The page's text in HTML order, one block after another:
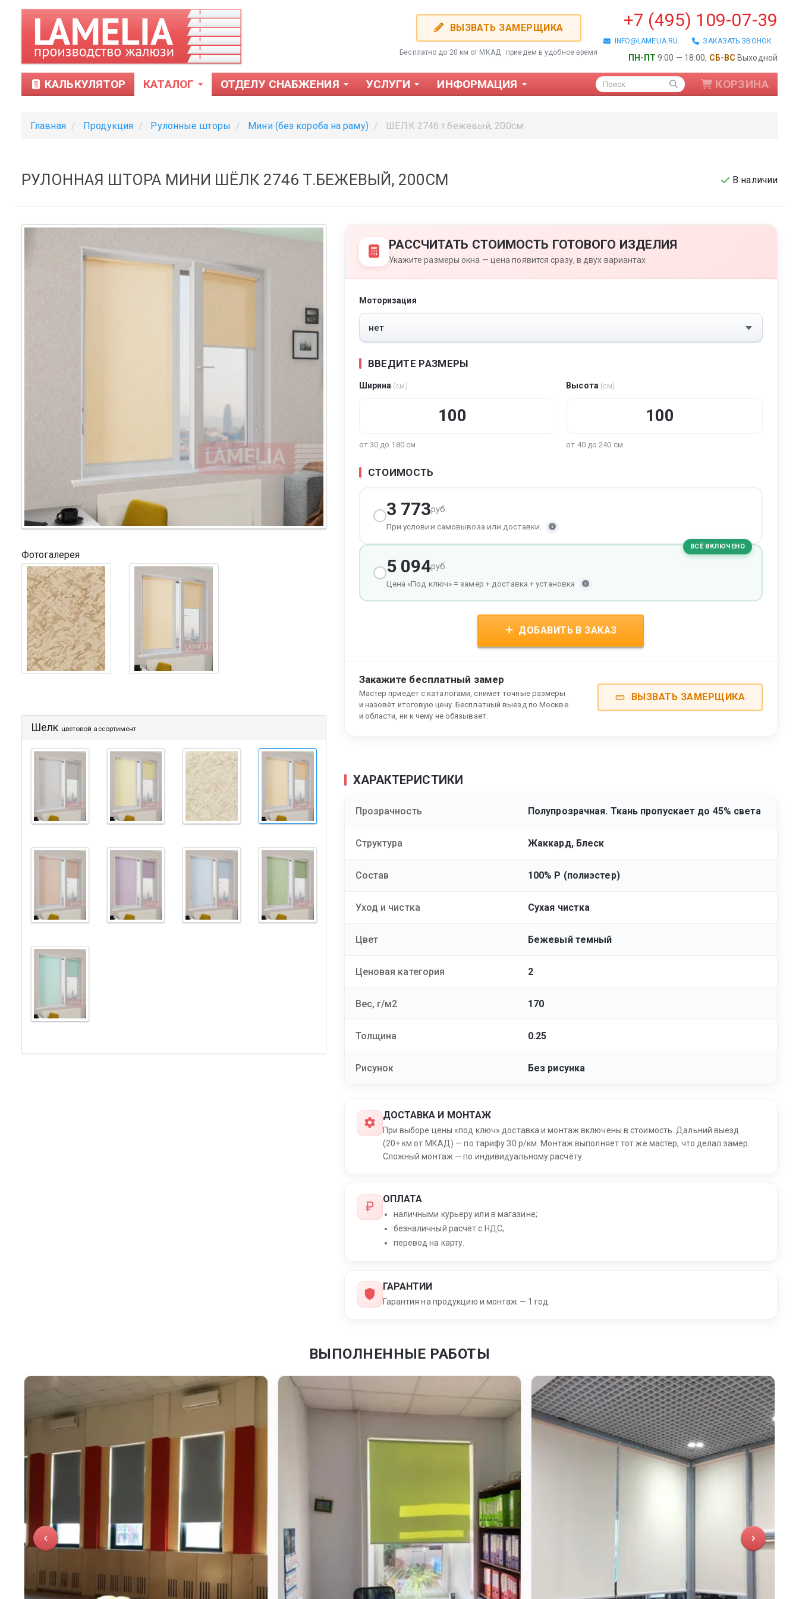
ВЫЗВАТЬ ЗАМЕРЩИКА
Бесплатно до 20 км от МКАД · приедем в удобное время
+7 (495) 109-07-39
INFO@LAMELIA.RU ЗАКАЗАТЬ ЗВОНОК
ПН-ПТ 9:00 — 18:00, СБ-ВС Выходной
КАЛЬКУЛЯТОР КАТАЛОГ ОТДЕЛУ СНАБЖЕНИЯ УСЛУГИ ИНФОРМАЦИЯ Поиск КОРЗИНА
Главная Продукция Рулонные шторы Мини (без короба на раму) ШЁЛК 2746 т.бежевый, 200см
РУЛОННАЯ ШТОРА МИНИ ШЁЛК 2746 Т.БЕЖЕВЫЙ, 200СМ В наличии
Фотогалерея
Шелк цветовой ассортимент
РАССЧИТАТЬ СТОИМОСТЬ ГОТОВОГО ИЗДЕЛИЯ
Укажите размеры окна — цена появится сразу, в двух вариантах
Моторизация
ВВЕДИТЕ РАЗМЕРЫ
Ширина (см)
от 30 до 180 см
Высота (см)
от 40 до 240 см
СТОИМОСТЬ
3 773руб.
При условии самовывоза или доставки.
ВСЁ ВКЛЮЧЕНО
5 094руб.
Цена «Под ключ» = замер + доставка + установка
ДОБАВИТЬ В ЗАКАЗ
Закажите бесплатный замер
Мастер приедет с каталогами, снимет точные размеры
и назовёт итоговую цену. Бесплатный выезд по Москве
и области, ни к чему не обязывает.
ВЫЗВАТЬ ЗАМЕРЩИКА
ХАРАКТЕРИСТИКИ
Прозрачность Полупрозрачная. Ткань пропускает до 45% света
Структура Жаккард, Блеск
Состав 100% Р (полиэстер)
Уход и чистка Сухая чистка
Цвет Бежевый темный
Ценовая категория 2
Вес, г/м2 170
Толщина 0.25
Рисунок Без рисунка
ДОСТАВКА И МОНТАЖ
При выборе цены «под ключ» доставка и монтаж включены в стоимость. Дальний выезд
(20+ км от МКАД) — по тарифу 30 р/км. Монтаж выполняет тот же мастер, что делал замер.
Сложный монтаж — по индивидуальному расчёту.
ОПЛАТА
наличными курьеру или в магазине;
безналичный расчёт с НДС;
перевод на карту.
ГАРАНТИИ
Гарантия на продукцию и монтаж — 1 год.
ВЫПОЛНЕННЫЕ РАБОТЫ